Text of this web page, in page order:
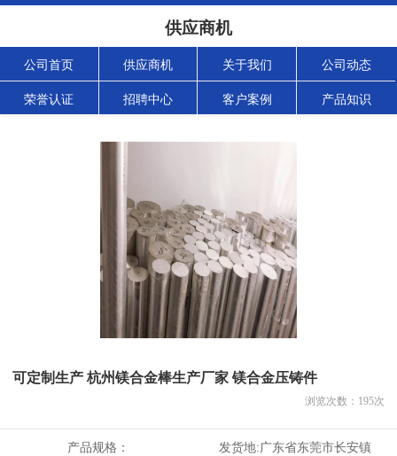
供应商机
公司首页 供应商机 关于我们 公司动态
荣誉认证 招聘中心 客户案例 产品知识
可定制生产 杭州镁合金棒生产厂家 镁合金压铸件
浏览次数： 195次
产品规格： 发货地:广东省东莞市长安镇